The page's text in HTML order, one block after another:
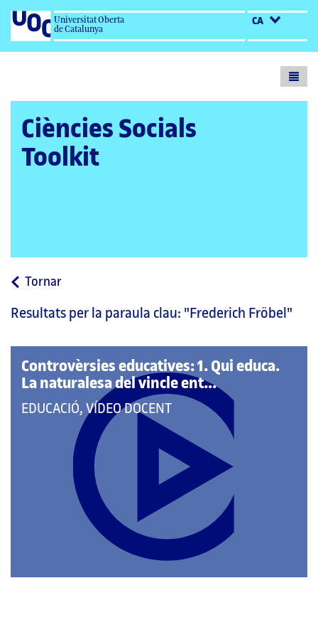
Universitat Oberta
de Catalunya
CA
Ciències Socials
Toolkit
Tornara
pàgina
Resultats per la paraula clau: "Frederich Fröbel"
Controvèrsies educatives: 1. Qui educa.
La naturalesa del vincle ent...
QUE
CATEGORIES:
EDUCACIÓ, VÍDEO DOCENT